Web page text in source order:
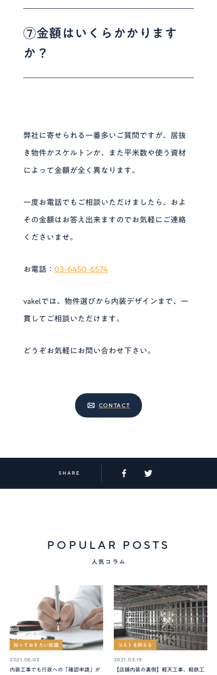
⑦金額はいくらかかります
か？
弊社に寄せられる一番多いご質問ですが、居抜
き物件かスケルトンか、また平米数や使う資材
によって金額が全く異なります。
一度お電話でもご相談いただけましたら、およ
その金額はお答え出来ますのでお気軽にご連絡
くださいませ。
お電話： 03-6450-6574
vakelでは、物件選びから内装デザインまで、一
貫してご相談いただけます。
どうぞお気軽にお問い合わせ下さい。
CONTACT
SHARE
POPULAR POSTS
人気コラム
知っておきたい知識
2021.06.02
内装工事でも行政への「確認申請」が
コストを抑える
2021.03.19
【店舗内装の裏側】軽天工事、軽鉄工